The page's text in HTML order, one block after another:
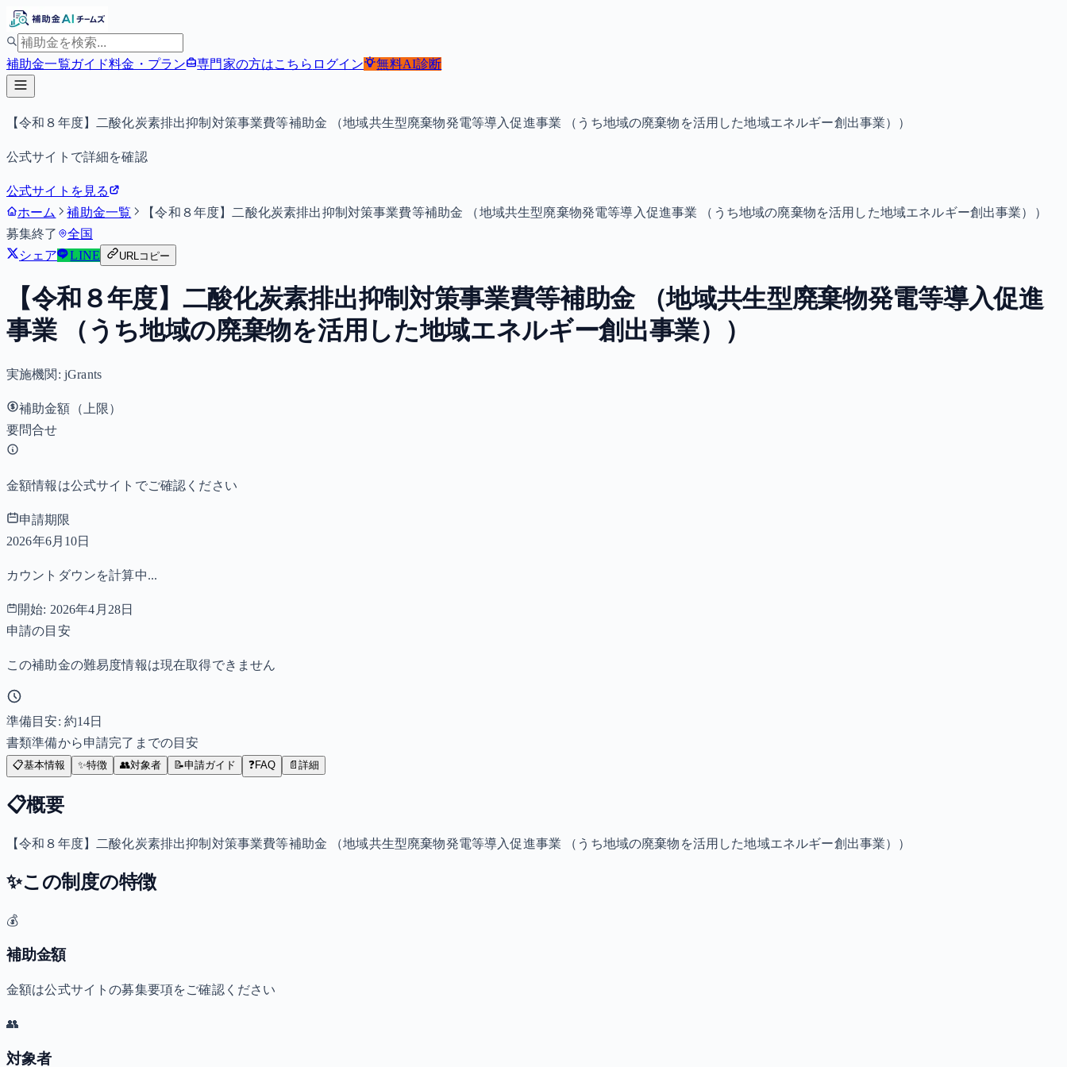
補助金一覧ガイド料金・プラン 専門家の方はこちら ログイン 無料AI診断
【令和８年度】二酸化炭素排出抑制対策事業費等補助金 （地域共生型廃棄物発電等導入促進事業 （うち地域の廃棄物を活用した地域エネルギー創出事業））
公式サイトで詳細を確認
公式サイトを見る
ホーム
補助金一覧
【令和８年度】二酸化炭素排出抑制対策事業費等補助金 （地域共生型廃棄物発電等導入促進事業 （うち地域の廃棄物を活用した地域エネルギー創出事業））
募集終了
全国
シェア
LINE URLコピー
【令和８年度】二酸化炭素排出抑制対策事業費等補助金 （地域共生型廃棄物発電等導入促進
事業 （うち地域の廃棄物を活用した地域エネルギー創出事業））
実施機関: jGrants
補助金額（上限）
要問合せ
金額情報は公式サイトでご確認ください
申請期限
2026年6月10日
カウントダウンを計算中...
開始: 2026年4月28日
申請の目安
この補助金の難易度情報は現在取得できません
準備目安: 約14日
書類準備から申請完了までの目安
📋基本情報 ✨特徴 👥対象者 📝申請ガイド ❓FAQ 📄 詳細
📋概要
【令和８年度】二酸化炭素排出抑制対策事業費等補助金 （地域共生型廃棄物発電等導入促進事業 （うち地域の廃棄物を活用した地域エネルギー創出事業））
✨この制度の特徴
💰
補助金額
金額は公式サイトの募集要項をご確認ください
👥
対象者